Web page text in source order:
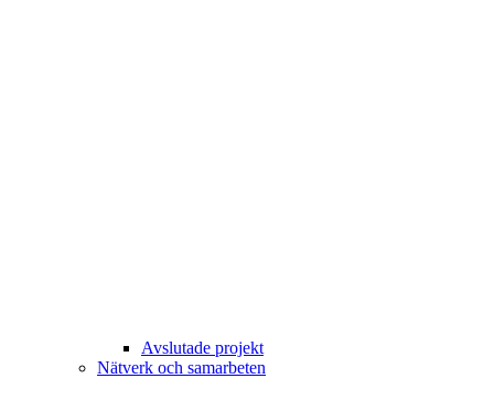
Avslutade projekt
Nätverk och samarbeten